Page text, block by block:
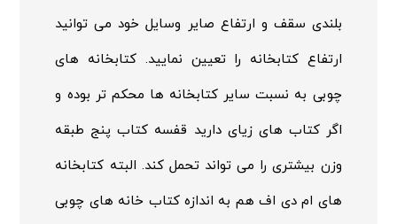
بلندی سقف و ارتفاع صایر وسایل خود می توانید
ارتفاع کتابخانه را تعیین نمایید. کتابخانه های
چوبی به نسبت سایر کتابخانه ها محکم تر بوده و
اگر کتاب های زیای دارید قفسه کتاب پنج طبقه
وزن بیشتری را می تواند تحمل کند. البته کتابخانه
های ام دی اف هم به اندازه کتاب خانه های چوبی